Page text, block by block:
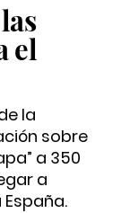
el
la
sobre
a 350
a